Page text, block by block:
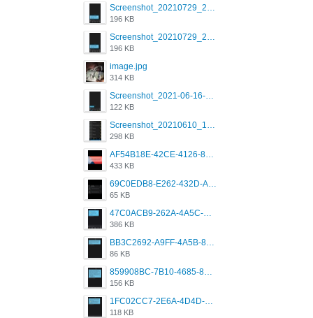
Screenshot_20210729_215125_com.grindrapp.android.jpg
196 KB
Screenshot_20210729_215125_com.grindrapp.android.jpg
196 KB
image.jpg
314 KB
Screenshot_2021-06-16-08-28-05-034_com.grindrapp.android.jpg
122 KB
Screenshot_20210610_151721_com.grindrapp.android.jpg
298 KB
AF54B18E-42CE-4126-8F00-DB1AA05BAFCF.png
433 KB
69C0EDB8-E262-432D-A355-730E357A3BDD.png
65 KB
47C0ACB9-262A-4A5C-A1A6-7E7769A85040.png
386 KB
BB3C2692-A9FF-4A5B-818D-E85444E921FA.png
86 KB
859908BC-7B10-4685-8A02-2E25108AA1E2.png
156 KB
1FC02CC7-2E6A-4D4D-B58F-D62693D53BDC.png
118 KB